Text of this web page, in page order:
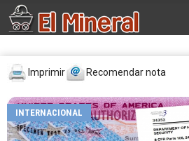
Imprimir Recomendar nota
INTERNACIONAL